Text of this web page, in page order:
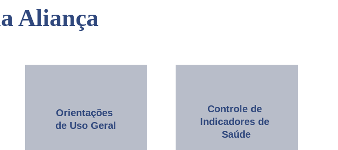
Aliança
Orientações
de Uso Geral
Controle de
Indicadores de
Saúde